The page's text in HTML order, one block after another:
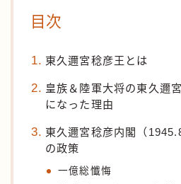
目次
東久邇宮稔彦王とは
皇族＆陸軍大将の東久邇
になった理由
東久邇宮稔彦内閣（
の政策
一億総懺悔